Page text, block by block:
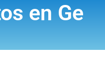
en Ges